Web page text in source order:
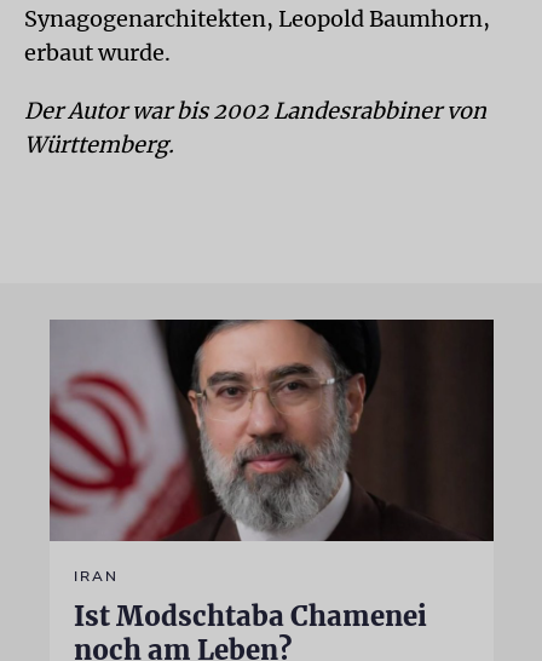
Synagogenarchitekten, Leopold Baumhorn,
erbaut wurde.
Der Autor war bis 2002 Landesrabbiner von
Württemberg.
IRAN
Ist Modschtaba Chamenei
noch am Leben?